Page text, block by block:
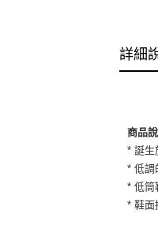
詳細
商品
* 誕生
* 低調
* 低筒
* 鞋面